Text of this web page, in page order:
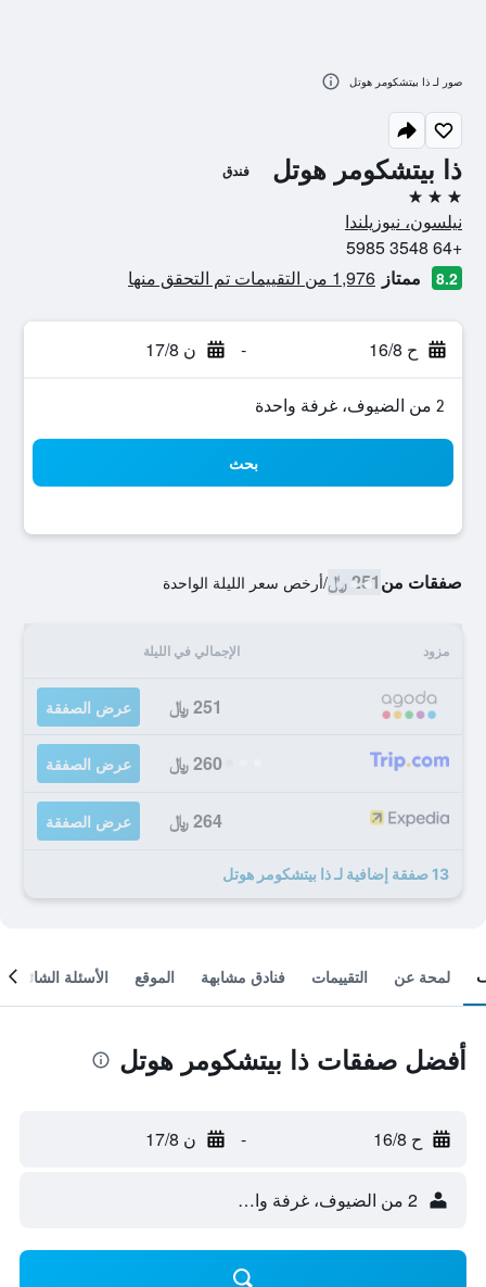
ذا بيتشكومر هوتل فندق
3 نجوم
نيلسون، نيوزيلندا
+64 3548 5985
8.2 ممتاز 1,976 من التقييمات تم التحقق منها
ح 16/8 - ن 17/8
2 من الضيوف، غرفة واحدة
بحث
صفقات من251 ﷼ /أرخص سعر الليلة الواحدة
مزود الإجمالي في الليلة
251 ﷼ عرض الصفقة
260 ﷼ عرض الصفقة
264 ﷼ عرض الصفقة
13 صفقة إضافية لـ ذا بيتشكومر هوتل
صور لـ ذا بيتشكومر هوتل
لمحة عن التقييمات فنادق مشابهة الموقع الأسئلة الشائعة
أفضل صفقات ذا بيتشكومر هوتل
ح 16/8 - ن 17/8
2 من الضيوف، غرفة واحدة